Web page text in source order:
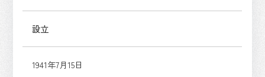
設立
1941年7月15日